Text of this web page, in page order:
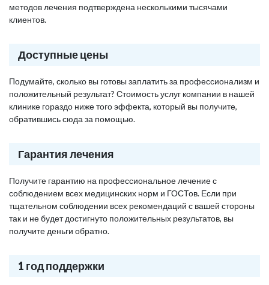
методов лечения подтверждена несколькими тысячами
клиентов.
Доступные цены
Подумайте, сколько вы готовы заплатить за профессионализм и
положительный результат? Стоимость услуг компании в нашей
клинике гораздо ниже того эффекта, который вы получите,
обратившись сюда за помощью.
Гарантия лечения
Получите гарантию на профессиональное лечение с
соблюдением всех медицинских норм и ГОСТов. Если при
тщательном соблюдении всех рекомендаций с вашей стороны
так и не будет достигнуто положительных результатов, вы
получите деньги обратно.
1 год поддержки